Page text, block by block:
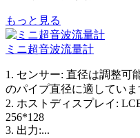
もっと見る
ミニ超音波流量計
1. センサー: 直径は調整可
のパイプ直径に適していま
2. ホストディスプレイ:
256*128
3. 出力:...